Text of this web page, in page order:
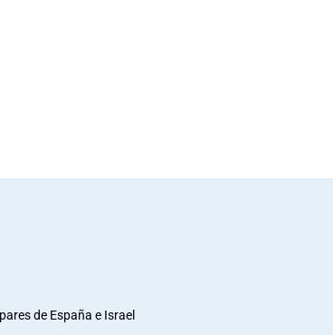
de España e Israel